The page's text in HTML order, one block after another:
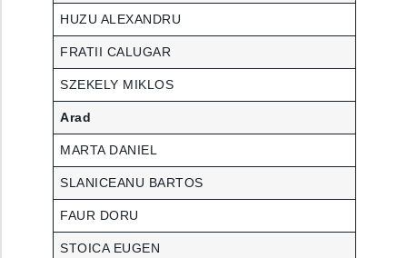
HUZU ALEXANDRU
FRATII CALUGAR
SZEKELY MIKLOS
Arad
MARTA DANIEL
SLANICEANU BARTOS
FAUR DORU
STOICA EUGEN